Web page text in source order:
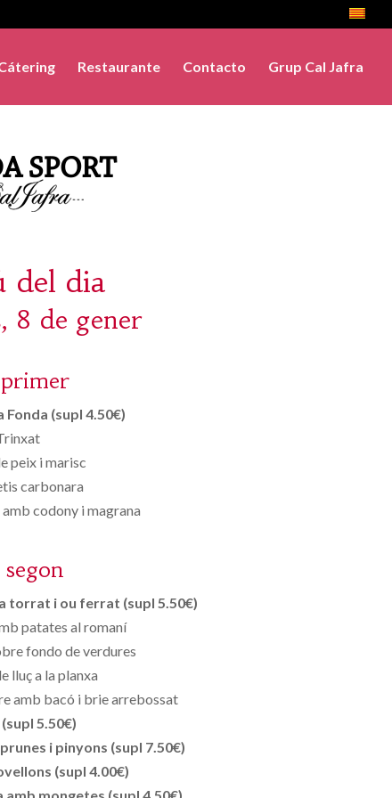
Restaurante Contacto Grup Cal Jafra
del dia
8 de gener
Fonda (supl 4.50€)
peix i marisc
carbonara
codony i magrana
segon
torrat i ou ferrat (supl 5.50€)
patates al romaní
fondo de verdures
lluç a la planxa
amb bacó i brie arrebossat
5.50€)
i pinyons (supl 7.50€)
(supl 4.00€)